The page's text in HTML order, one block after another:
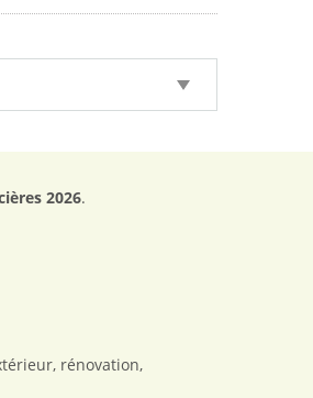
2026.
rénovation,